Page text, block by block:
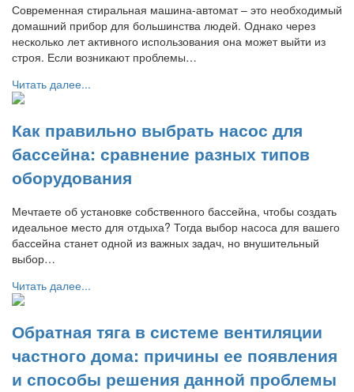
Современная стиральная машина-автомат – это необходимый
домашний прибор для большинства людей. Однако через
несколько лет активного использования она может выйти из
строя. Если возникают проблемы…
Читать далее...
Как правильно выбрать насос для
бассейна: сравнение разных типов
оборудования
Мечтаете об установке собственного бассейна, чтобы создать
идеальное место для отдыха? Тогда выбор насоса для вашего
бассейна станет одной из важных задач, но внушительный
выбор…
Читать далее...
Обратная тяга в системе вентиляции
частного дома: причины ее появления
и способы решения данной проблемы